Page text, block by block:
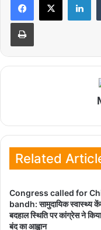
Related
Congress called for
bandh: सामुदायिक स्वास्थ्य
बदहाल स्थिति पर कांग्रेस ने
बंद का आह्वान